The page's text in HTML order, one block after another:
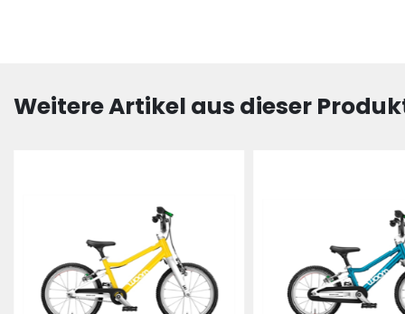
Weitere Artikel aus dieser